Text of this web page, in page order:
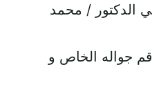
الدكتور / محمد
جواله الخاص و